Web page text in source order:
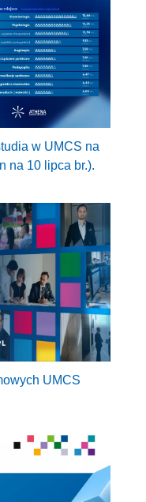
w UMCS na
na 10 lipca br.).
UMCS